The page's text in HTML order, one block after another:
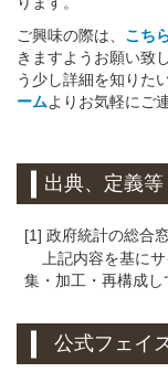
ご興味の際は、 こち
きますようお願い致
う少し詳細を知りた
ームよりお気軽にご
出典、定義等
[1] 政府統計の総合
上記内容を基にサ
集・加工・再構成し
公式フェイ